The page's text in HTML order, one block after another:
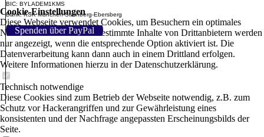
BIC: BYLADEM1KMS
Bank: KSK München-Starnberg-Ebersberg
Spenden über PayPal
Cookie-Einstellungen
Diese Webseite verwendet Cookies, um Besuchern ein optimales
Nutzererlebnis zu bieten. Bestimmte Inhalte von Drittanbietern werden
nur angezeigt, wenn die entsprechende Option aktiviert ist. Die
Datenverarbeitung kann dann auch in einem Drittland erfolgen.
Weitere Informationen hierzu in der Datenschutzerklärung.
Technisch notwendige
Diese Cookies sind zum Betrieb der Webseite notwendig, z.B. zum
Schutz vor Hackerangriffen und zur Gewährleistung eines
konsistenten und der Nachfrage angepassten Erscheinungsbilds der
Seite.